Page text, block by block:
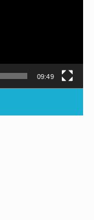
09:49